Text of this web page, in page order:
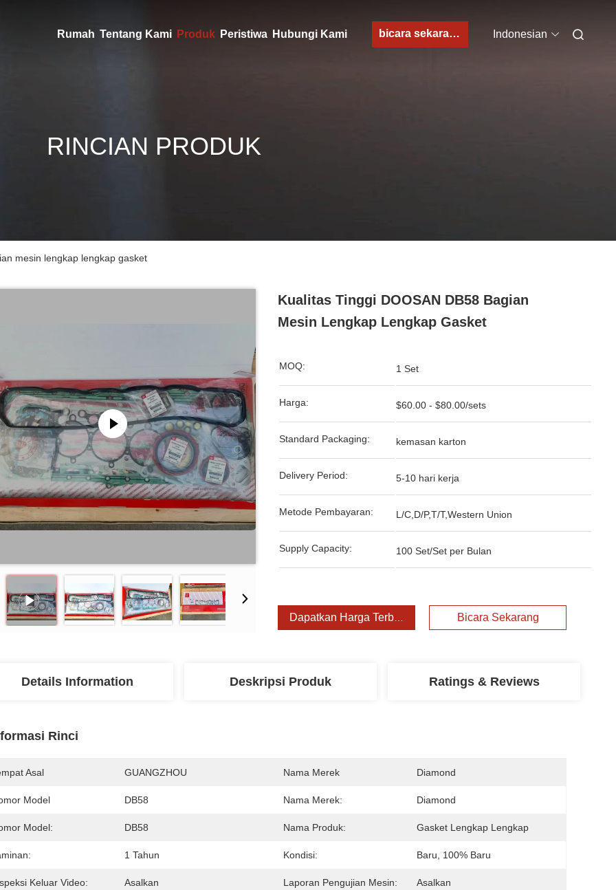
Rumah Tentang Kami Produk Peristiwa Hubungi Kami bicara sekarang Indonesian
RINCIAN PRODUK
mesin lengkap lengkap gasket
Kualitas Tinggi DOOSAN DB58 Bagian
Mesin Lengkap Lengkap Gasket
MOQ: 1 Set
Harga: $60.00 - $80.00/sets
Standard Packaging: kemasan karton
Delivery Period: 5-10 hari kerja
Metode Pembayaran: L/C,D/P,T/T,Western Union
Supply Capacity: 100 Set/Set per Bulan
Dapatkan Harga Terbaik Bicara Sekarang
Details Information Deskripsi Produk Ratings & Reviews
Rinci
Asal GUANGZHOU Nama Merek Diamond
Model DB58 Nama Merek: Diamond
Model: DB58 Nama Produk: Gasket Lengkap Lengkap
1 Tahun Kondisi: Baru, 100% Baru
Keluar Video: Asalkan Laporan Pengujian Mesin: Asalkan